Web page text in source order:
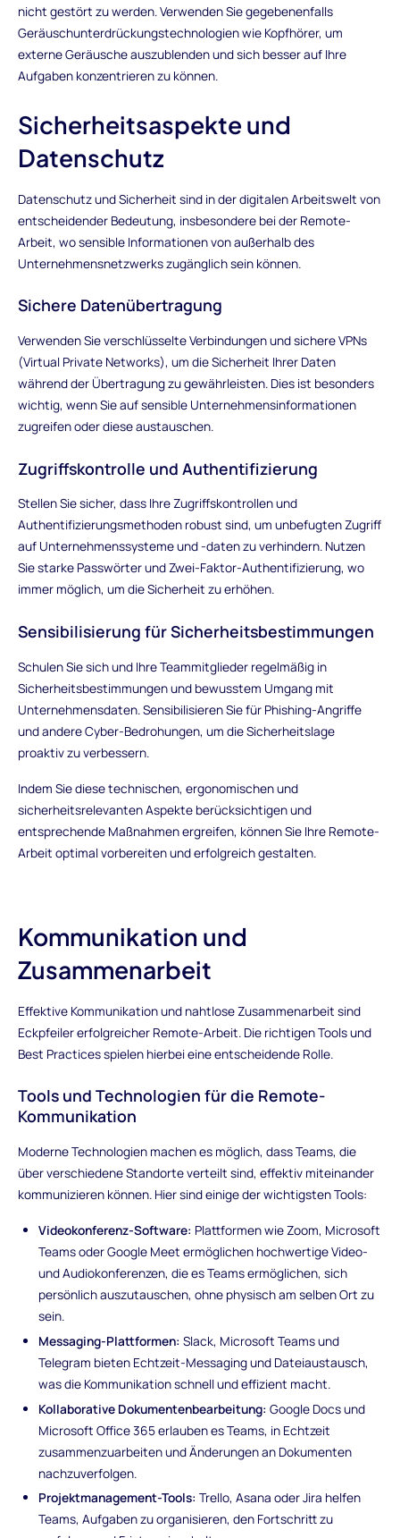
nicht gestört zu werden. Verwenden Sie gegebenenfalls
Geräuschunterdrückungstechnologien wie Kopfhörer, um
externe Geräusche auszublenden und sich besser auf Ihre
Aufgaben konzentrieren zu können.
Sicherheitsaspekte und
Datenschutz
Datenschutz und Sicherheit sind in der digitalen Arbeitswelt von
entscheidender Bedeutung, insbesondere bei der Remote-
Arbeit, wo sensible Informationen von außerhalb des
Unternehmensnetzwerks zugänglich sein können.
Sichere Datenübertragung
Verwenden Sie verschlüsselte Verbindungen und sichere VPNs
(Virtual Private Networks), um die Sicherheit Ihrer Daten
während der Übertragung zu gewährleisten. Dies ist besonders
wichtig, wenn Sie auf sensible Unternehmensinformationen
zugreifen oder diese austauschen.
Zugriffskontrolle und Authentifizierung
Stellen Sie sicher, dass Ihre Zugriffskontrollen und
Authentifizierungsmethoden robust sind, um unbefugten Zugriff
auf Unternehmenssysteme und -daten zu verhindern. Nutzen
Sie starke Passwörter und Zwei-Faktor-Authentifizierung, wo
immer möglich, um die Sicherheit zu erhöhen.
Sensibilisierung für Sicherheitsbestimmungen
Schulen Sie sich und Ihre Teammitglieder regelmäßig in
Sicherheitsbestimmungen und bewusstem Umgang mit
Unternehmensdaten. Sensibilisieren Sie für Phishing-Angriffe
und andere Cyber-Bedrohungen, um die Sicherheitslage
proaktiv zu verbessern.
Indem Sie diese technischen, ergonomischen und
sicherheitsrelevanten Aspekte berücksichtigen und
entsprechende Maßnahmen ergreifen, können Sie Ihre Remote-
Arbeit optimal vorbereiten und erfolgreich gestalten.
Kommunikation und
Zusammenarbeit
Effektive Kommunikation und nahtlose Zusammenarbeit sind
Eckpfeiler erfolgreicher Remote-Arbeit. Die richtigen Tools und
Best Practices spielen hierbei eine entscheidende Rolle.
Tools und Technologien für die Remote-
Kommunikation
Moderne Technologien machen es möglich, dass Teams, die
über verschiedene Standorte verteilt sind, effektiv miteinander
kommunizieren können. Hier sind einige der wichtigsten Tools:
Videokonferenz-Software: Plattformen wie Zoom, Microsoft
Teams oder Google Meet ermöglichen hochwertige Video-
und Audiokonferenzen, die es Teams ermöglichen, sich
persönlich auszutauschen, ohne physisch am selben Ort zu
sein.
Messaging-Plattformen: Slack, Microsoft Teams und
Telegram bieten Echtzeit-Messaging und Dateiaustausch,
was die Kommunikation schnell und effizient macht.
Kollaborative Dokumentenbearbeitung: Google Docs und
Microsoft Office 365 erlauben es Teams, in Echtzeit
zusammenzuarbeiten und Änderungen an Dokumenten
nachzuverfolgen.
Projektmanagement-Tools: Trello, Asana oder Jira helfen
Teams, Aufgaben zu organisieren, den Fortschritt zu